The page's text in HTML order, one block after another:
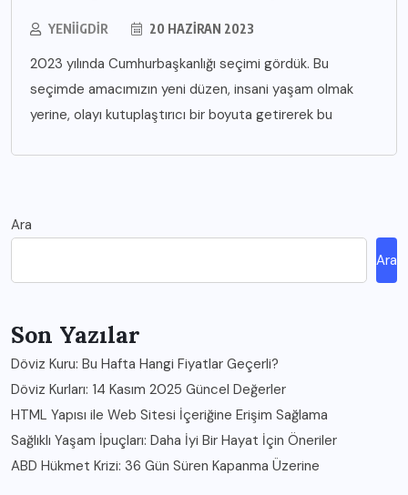
YENIIGDIR 20 HAZIRAN 2023
2023 yılında Cumhurbaşkanlığı seçimi gördük. Bu
seçimde amacımızın yeni düzen, insani yaşam olmak
yerine, olayı kutuplaştırıcı bir boyuta getirerek bu
Ara
Ara
Son Yazılar
Döviz Kuru: Bu Hafta Hangi Fiyatlar Geçerli?
Döviz Kurları: 14 Kasım 2025 Güncel Değerler
HTML Yapısı ile Web Sitesi İçeriğine Erişim Sağlama
Sağlıklı Yaşam İpuçları: Daha İyi Bir Hayat İçin Öneriler
ABD Hükmet Krizi: 36 Gün Süren Kapanma Üzerine